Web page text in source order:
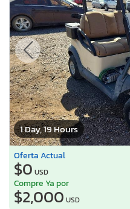
1 Day, 19 Hours
Oferta Actual
$0 USD
Compre Ya por
$2,000 USD